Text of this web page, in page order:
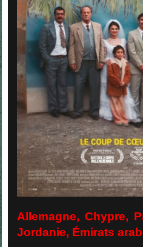
Allemagne, Chypre,
Jordanie, Émirats